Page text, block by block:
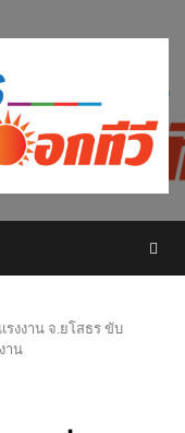
รงงาน จ.ยโสธร ขับ
าน